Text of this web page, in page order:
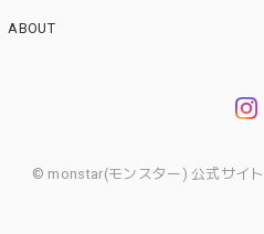
ABOUT
© monstar(モンスター) 公式サイ